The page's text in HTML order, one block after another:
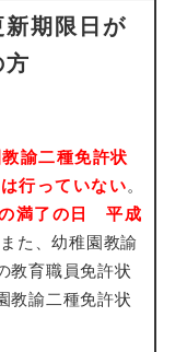
新期限日が
方
諭二種免許状
行っていない。
の満了の日 平成
た、幼稚園教諭
教育職員免許状
教諭二種免許状